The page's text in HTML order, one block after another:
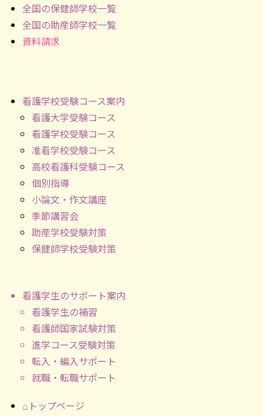
全国の保健師学校一覧
全国の助産師学校一覧
資料請求
看護学校受験コース案内
看護大学受験コース
看護学校受験コース
准看学校受験コース
高校看護科受験コース
個別指導
小論文・作文講座
季節講習会
助産学校受験対策
保健師学校受験対策
看護学生のサポート案内
看護学生の補習
看護師国家試験対策
進学コース受験対策
転入・編入サポート
就職・転職サポート
⌂トップページ